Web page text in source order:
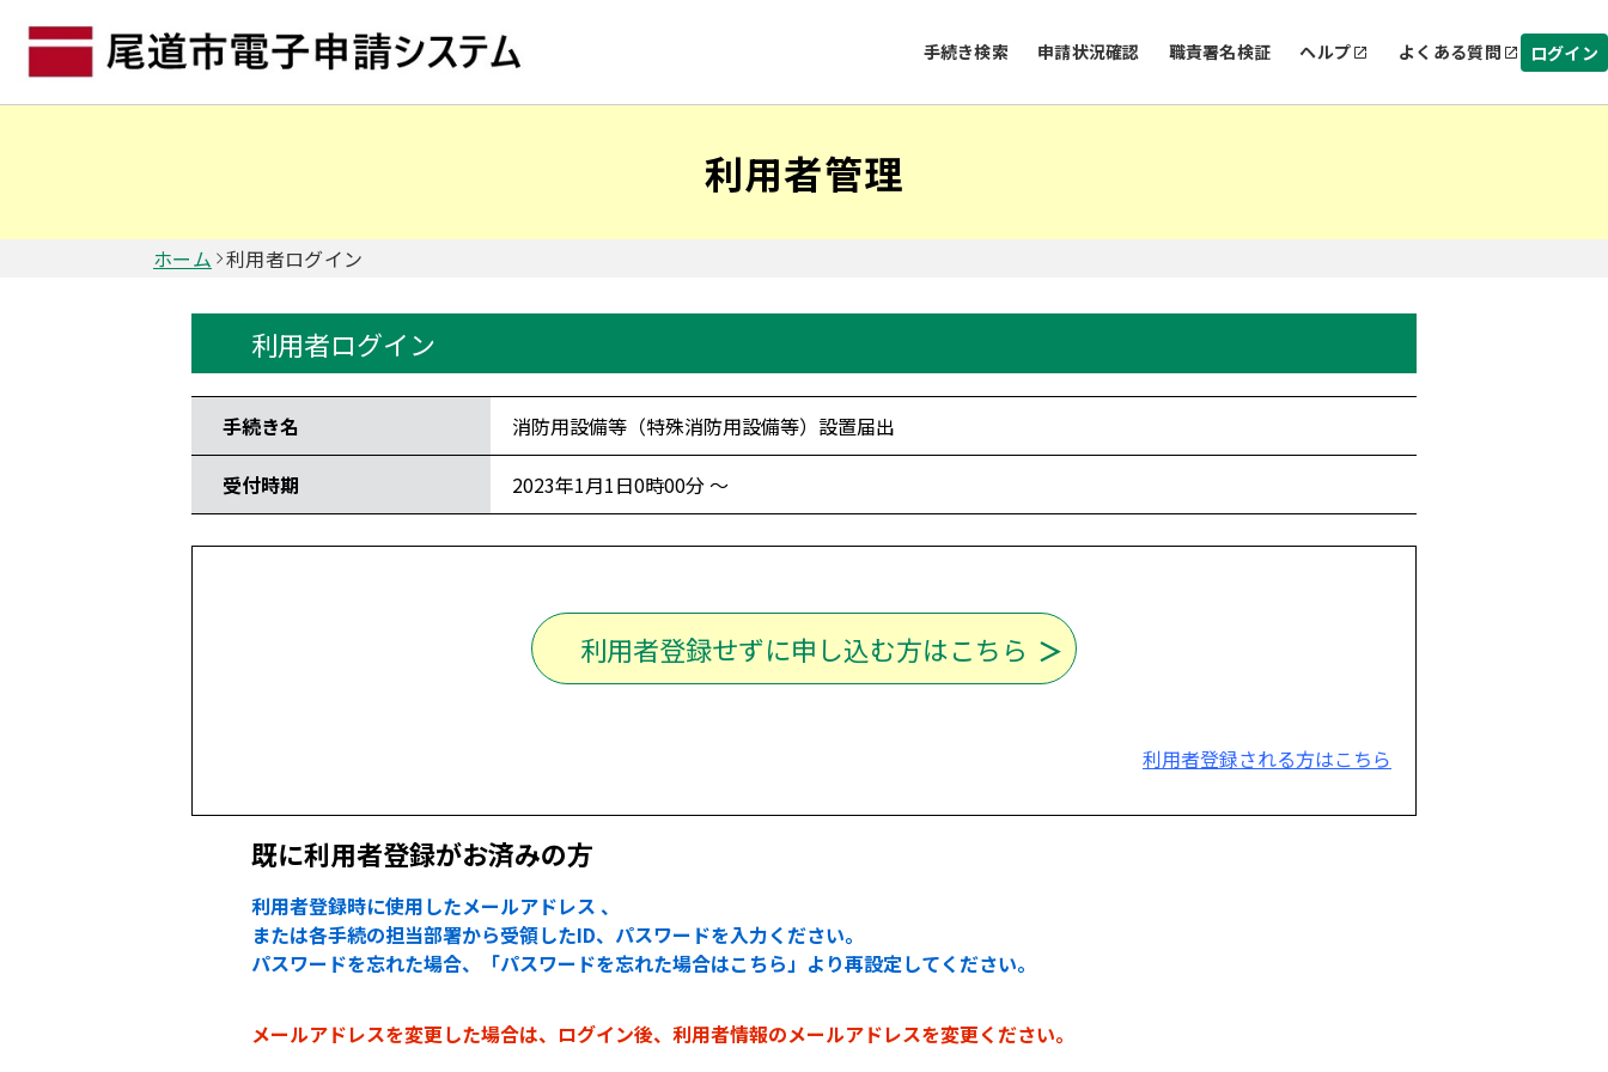
手続き検索 申請状況確認 職責署名検証 ヘルプ よくある質問 ログイン
利用者管理
ホーム 利用者ログイン
利用者ログイン
手続き名 消防用設備等（特殊消防用設備等）設置届出
受付時期 2023年1月1日0時00分 ～
利用者登録せずに申し込む方はこちら
利用者登録される方はこちら
既に利用者登録がお済みの方
利用者登録時に使用したメールアドレス 、
または各手続の担当部署から受領したID、パスワードを入力ください。
パスワードを忘れた場合、「パスワードを忘れた場合はこちら」より再設定してください。
メールアドレスを変更した場合は、ログイン後、利用者情報のメールアドレスを変更ください。